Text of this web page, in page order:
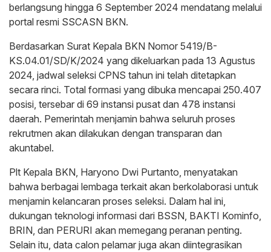
berlangsung hingga 6 September 2024 mendatang melalui
portal resmi SSCASN BKN.
Berdasarkan Surat Kepala BKN Nomor 5419/B-
KS.04.01/SD/K/2024 yang dikeluarkan pada 13 Agustus
2024, jadwal seleksi CPNS tahun ini telah ditetapkan
secara rinci. Total formasi yang dibuka mencapai 250.407
posisi, tersebar di 69 instansi pusat dan 478 instansi
daerah. Pemerintah menjamin bahwa seluruh proses
rekrutmen akan dilakukan dengan transparan dan
akuntabel.
Plt Kepala BKN, Haryono Dwi Purtanto, menyatakan
bahwa berbagai lembaga terkait akan berkolaborasi untuk
menjamin kelancaran proses seleksi. Dalam hal ini,
dukungan teknologi informasi dari BSSN, BAKTI Kominfo,
BRIN, dan PERURI akan memegang peranan penting.
Selain itu, data calon pelamar juga akan diintegrasikan